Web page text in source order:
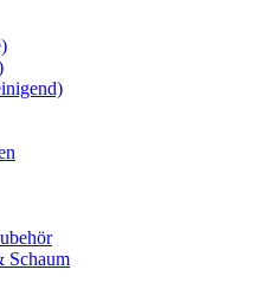
Schaum